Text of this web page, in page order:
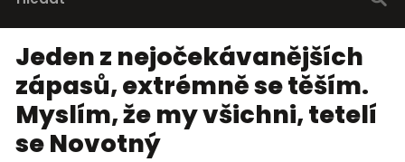
Jeden z nejočekávanějších
zápasů, extrémně se těším.
Myslím, že my všichni, tetelí
se Novotný